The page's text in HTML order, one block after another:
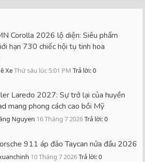
Corolla 2026 lộ diện: Siêu phẩm
hạn 730 chiếc hội tụ tinh hoa
XeThứ sáu lúc 5:01 PM Trả lời: 0
Laredo 2027: Sự trở lại của huyền
mang phong cách cao bồi Mỹ
Nguyen 16 Tháng 7 2026Trả lời: 0
911 áp đảo Taycan nửa đầu 2026
10 Tháng 7 2026Trả lời: 0